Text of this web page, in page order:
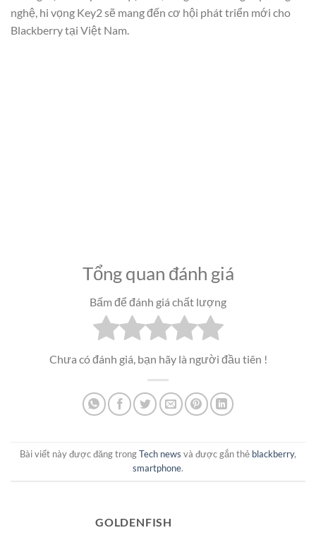
nghệ, hi vọng Key2 sẽ mang đến cơ hội phát triển mới cho
Blackberry tại Việt Nam.
Tổng quan đánh giá
Bấm để đánh giá chất lượng
Chưa có đánh giá, bạn hãy là người đầu tiên !
Bài viết này được đăng trongTech news và được gắn thẻ blackberry,
smartphone.
GOLDENFISH